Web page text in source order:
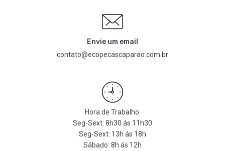
Envie um email
contato@ecopecascaparao.com.br
Hora de Trabalho:
Seg-Sext: 8h30 ás 11h30
Seg-Sext: 13h ás 18h
Sábado: 8h ás 12h